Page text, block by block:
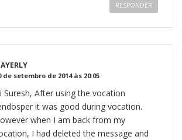
RESPONDER
de setembro de 2014 às 20:05
Suresh, After using the vocation
it was good during vocation.
when I am back from my
I had deleted the message and